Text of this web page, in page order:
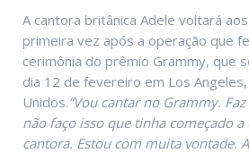
A cantora britânica Adele voltará
primeira vez após a operação que
cerimônia do prêmio Grammy, que
dia 12 de fevereiro em Los
Unidos.“Vou cantar no Grammy.
não faço isso que tinha começado a
cantora. Estou com muita vontade.